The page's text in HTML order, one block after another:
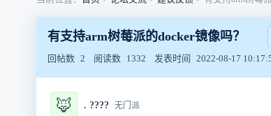
有支持arm树莓派的docker镜像吗？
回帖数 2 阅读数 1332 发表时间 2022-08-17
🦊 . ????️ 无门派